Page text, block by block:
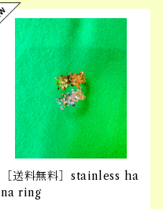
［送料無料］stainless ha
na ring